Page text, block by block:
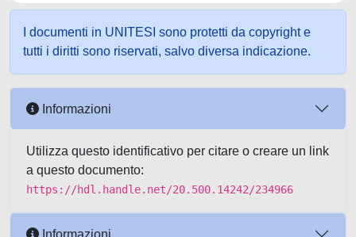
I documenti in UNITESI sono protetti da copyright e
tutti i diritti sono riservati, salvo diversa indicazione.
Informazioni
Utilizza questo identificativo per citare o creare un link
a questo documento:
https://hdl.handle.net/20.500.14242/234966
Informazioni